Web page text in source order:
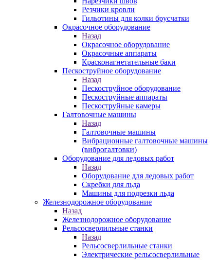
Резчики кровли
Гильотины для колки брусчатки
Окрасочное оборудование
Назад
Окрасочное оборудование
Окрасочные аппараты
Красконагнетательные баки
Пескоструйное оборудование
Назад
Пескоструйное оборудование
Пескоструйные аппараты
Пескоструйные камеры
Галтовочные машины
Назад
Галтовочные машины
Вибрационные галтовочные машины
(виброгалтовки)
Оборудование для ледовых работ
Назад
Оборудование для ледовых работ
Скребки для льда
Машины для подрезки льда
Железнодорожное оборудование
Назад
Железнодорожное оборудование
Рельсосверлильные станки
Назад
Рельсосверлильные станки
Электрические рельсосверлильные